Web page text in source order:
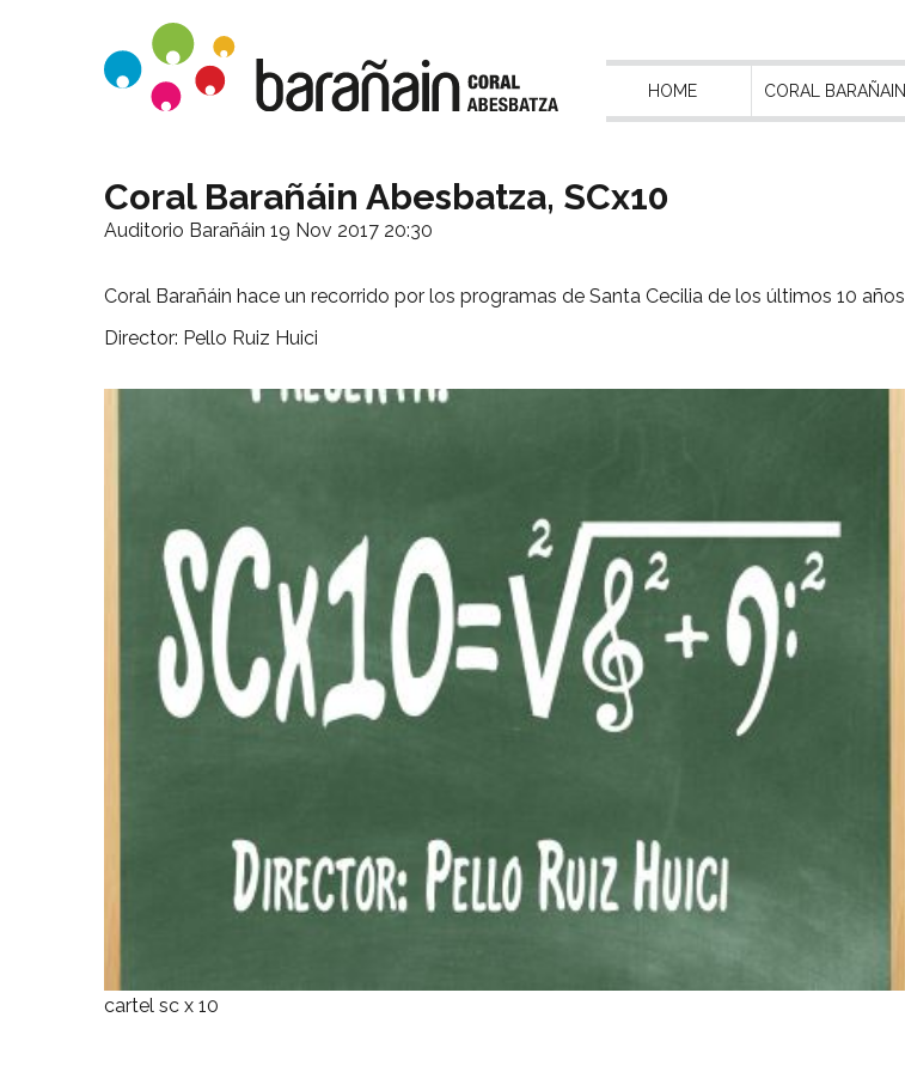
HOME CORAL BARAÑAIN
Coral Barañáin Abesbatza, SCx10
Auditorio Barañáin 19 Nov 2017 20:30
Coral Barañáin hace un recorrido por los programas de Santa Cecilia de los últimos 10 años
Director: Pello Ruiz Huici
cartel sc x 10